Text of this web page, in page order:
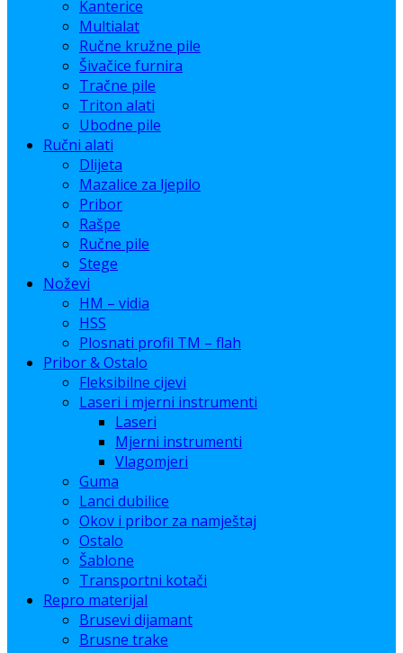
Kanterice
Multialat
Ručne kružne pile
Šivačice furnira
Tračne pile
Triton alati
Ubodne pile
Ručni alati
Dlijeta
Mazalice za ljepilo
Pribor
Rašpe
Ručne pile
Stege
Noževi
HM – vidia
HSS
Plosnati profil TM – flah
Pribor & Ostalo
Fleksibilne cijevi
Laseri i mjerni instrumenti
Laseri
Mjerni instrumenti
Vlagomjeri
Guma
Lanci dubilice
Okov i pribor za namještaj
Ostalo
Šablone
Transportni kotači
Repro materijal
Brusevi dijamant
Brusne trake